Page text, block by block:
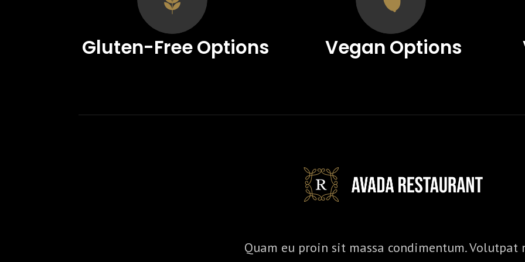
Gluten-Free Options Vegan Options
Quam eu proin sit massa condimentum. Volutpat